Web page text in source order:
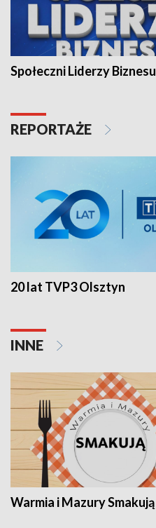
Społeczni Liderzy Biznesu
REPORTAŻE
20 lat TVP3 Olsztyn
INNE
Warmia i Mazury Smakują